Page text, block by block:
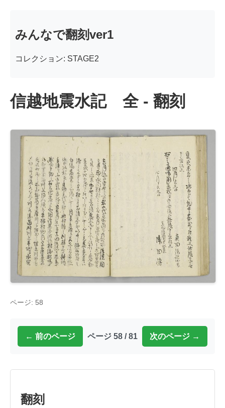
みんなで翻刻ver1
コレクション: STAGE2
信越地震水記 全 - 翻刻
ページ: 58
← 前のページ ページ 58 / 81 次のページ →
翻刻